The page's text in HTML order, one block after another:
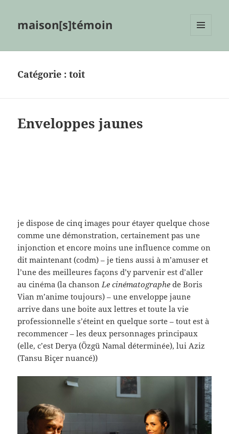
maison[s]témoin
Catégorie :toit
Enveloppes jaunes
je dispose de cinq images pour étayer quelque chose
comme une démonstration, certainement pas une
injonction et encore moins une influence comme on
dit maintenant (codm) – je tiens aussi à m’amuser et
l’une des meilleures façons d’y parvenir est d’aller
au cinéma (la chansonLe cinématographede Boris
Vian m’anime toujours) – une enveloppe jaune
arrive dans une boite aux lettres et toute la vie
professionnelle s’éteint en quelque sorte – tout est à
recommencer – les deux personnages principaux
(elle, c’est Derya (Özgü Namal déterminée), lui Aziz
(Tansu Biçer nuancé))